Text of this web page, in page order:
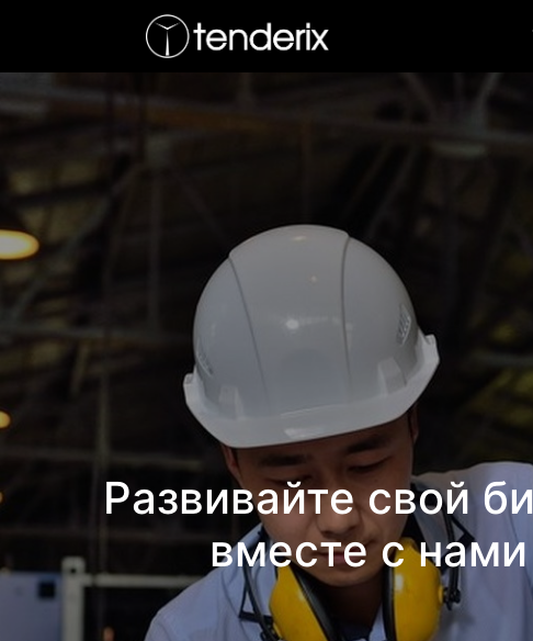
Развивайте свой
вместе с нами